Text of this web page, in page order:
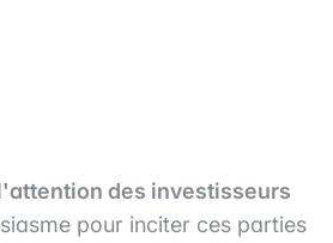
des investisseurs
pour inciter ces parties